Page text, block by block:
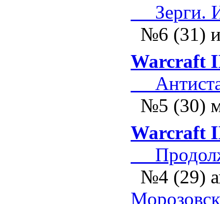
Зерги. И
№6 (31)
Warcraft
№5 (30)
Warcraft
№4 (29)